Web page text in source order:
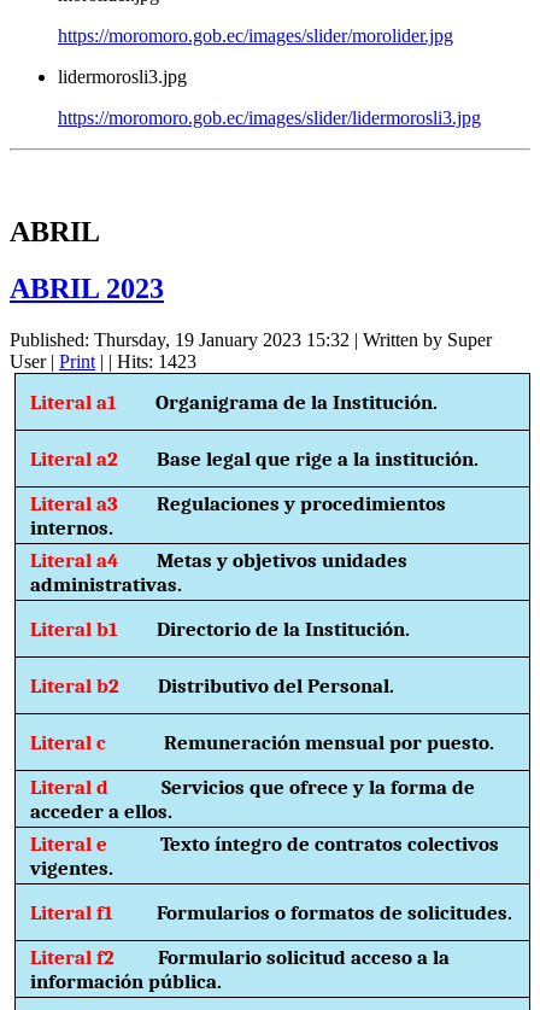
https://moromoro.gob.ec/images/slider/morolider.jpg
lidermorosli3.jpg
https://moromoro.gob.ec/images/slider/lidermorosli3.jpg
ABRIL
ABRIL 2023
Published: Thursday, 19 January 2023 15:32 | Written by Super
User| Print | | Hits: 1423
Literal a1Organigrama de la Institución.
Literal a2Base legal que rige a la institución.
Literal a3Regulaciones y procedimientos
internos.
Literal a4Metas y objetivos unidades
administrativas.
Literal b1Directorio de la Institución.
Literal b2Distributivo del Personal.
Literal c
Remuneración mensual por puesto.
Literal dServicios que ofrece y la forma de
acceder a ellos.
Literal eTexto íntegro de contratos colectivos
vigentes.
Literal f1Formularios o formatos de solicitudes.
Literal f2Formulario solicitud acceso a la
información pública.